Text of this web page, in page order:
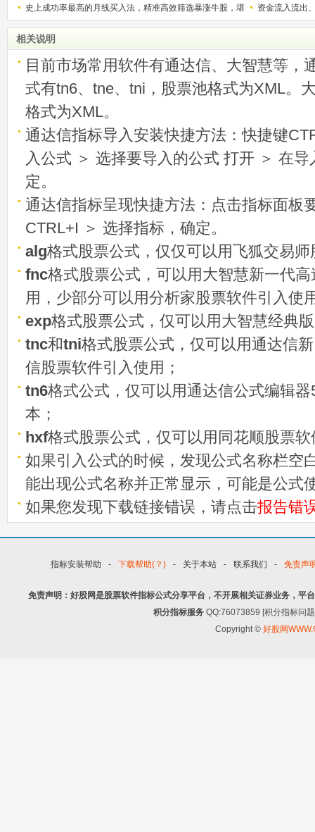
史上成功率最高的月线买入法，精准高效筛选暴涨牛股，堪
资金流入流出
相关说明
目前市场常用软件有通达信、大智慧等，
式有tn6、tne、tni，股票池格式为XML。
格式为XML。
通达信指标导入安装快捷方法：快捷键
入公式 ＞ 选择要导入的公式 打开 ＞ 在
定。
通达信指标呈现快捷方法：点击指标面板
CTRL+I ＞ 选择指标，确定。
alg格式股票公式，仅仅可以用飞狐交易
fnc格式股票公式，可以用大智慧新一代
用，少部分可以用分析家股票软件引入使
exp格式股票公式，仅可以用大智慧经典
tnc和tni格式股票公式，仅可以用通达信
信股票软件引入使用；
tn6格式公式，仅可以用通达信公式编辑
本；
hxf格式股票公式，仅可以用同花顺股票
如果引入公式的时候，发现公式名称栏空
能出现公式名称并正常显示，可能是公式
如果您发现下载链接错误，请点击报告错
指标安装帮助 - 下载帮助(？) - 关于本站 - 联系我们 - 免责声
免责声明：好股网是股票软件指标公式分享平台，不开展相关证券业务，平
积分指标服务 QQ:76073859 [积分指标问
Copyright © 好股网